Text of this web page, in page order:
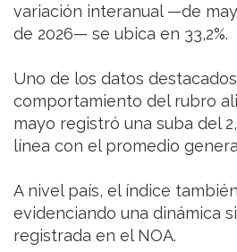
variación interanual —de
de 2026— se ubica en 33,2%.
Uno de los datos
comportamiento del rubro
mayo registró una suba del
línea con el promedio
A nivel país, el índice
evidenciando una dinámica
registrada en el NOA.